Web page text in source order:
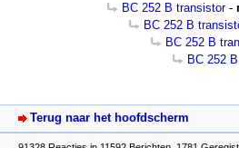
BC 252 B transistor-
BC 252 B
BC 252 B
BC 252
Terug naar het hoofdscherm